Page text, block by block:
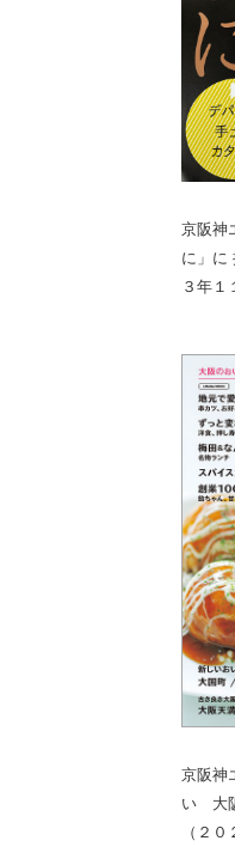
京阪神
に」に
３年１
京阪神
い 大
（２